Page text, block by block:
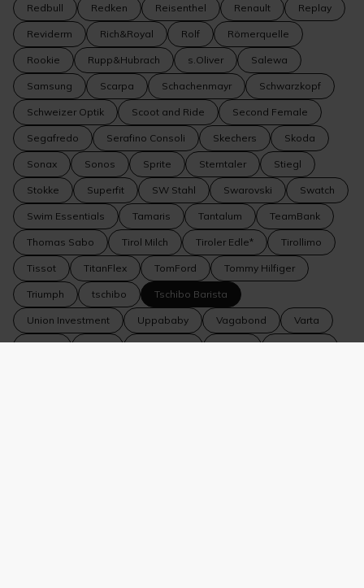
Redbull Redken Reisenthel Renault Replay
Reviderm Rich&Royal Rolf Römerquelle
Rookie Rupp&Hubrach s.Oliver Salewa
Samsung Scarpa Schachenmayr Schwarzkopf
Schweizer Optik Scoot and Ride Second Female
Segafredo Serafino Consoli Skechers Skoda
Sonax Sonos Sprite Sterntaler Stiegl
Stokke Superfit SW Stahl Swarovski Swatch
Swim Essentials Tamaris Tantalum TeamBank
Thomas Sabo Tirol Milch Tiroler Edle* Tirollimo
Tissot TitanFlex TomFord Tommy Hilfiger
Triumph tschibo Tschibo Barista
Union Investment Uppababy Vagabond Varta
Vedes VEER Vero Moda Vespa Veto Nails